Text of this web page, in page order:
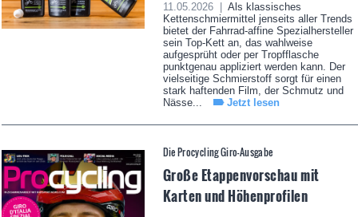
11.05.2026 |
Als klassisches
Kettenschmiermittel jenseits aller Trends
bietet der Fahrrad-affine Spezialhersteller
sein Top-Kett an, das wahlweise
aufgesprüht oder per Tropfflasche
punktgenau appliziert werden kann. Der
vielseitige Schmierstoff sorgt für einen
stark haftenden Film, der Schmutz und
Nässe...
Jetzt lesen
Die Procycling Giro-Ausgabe
Große Etappenvorschau mit
Karten und Höhenprofilen